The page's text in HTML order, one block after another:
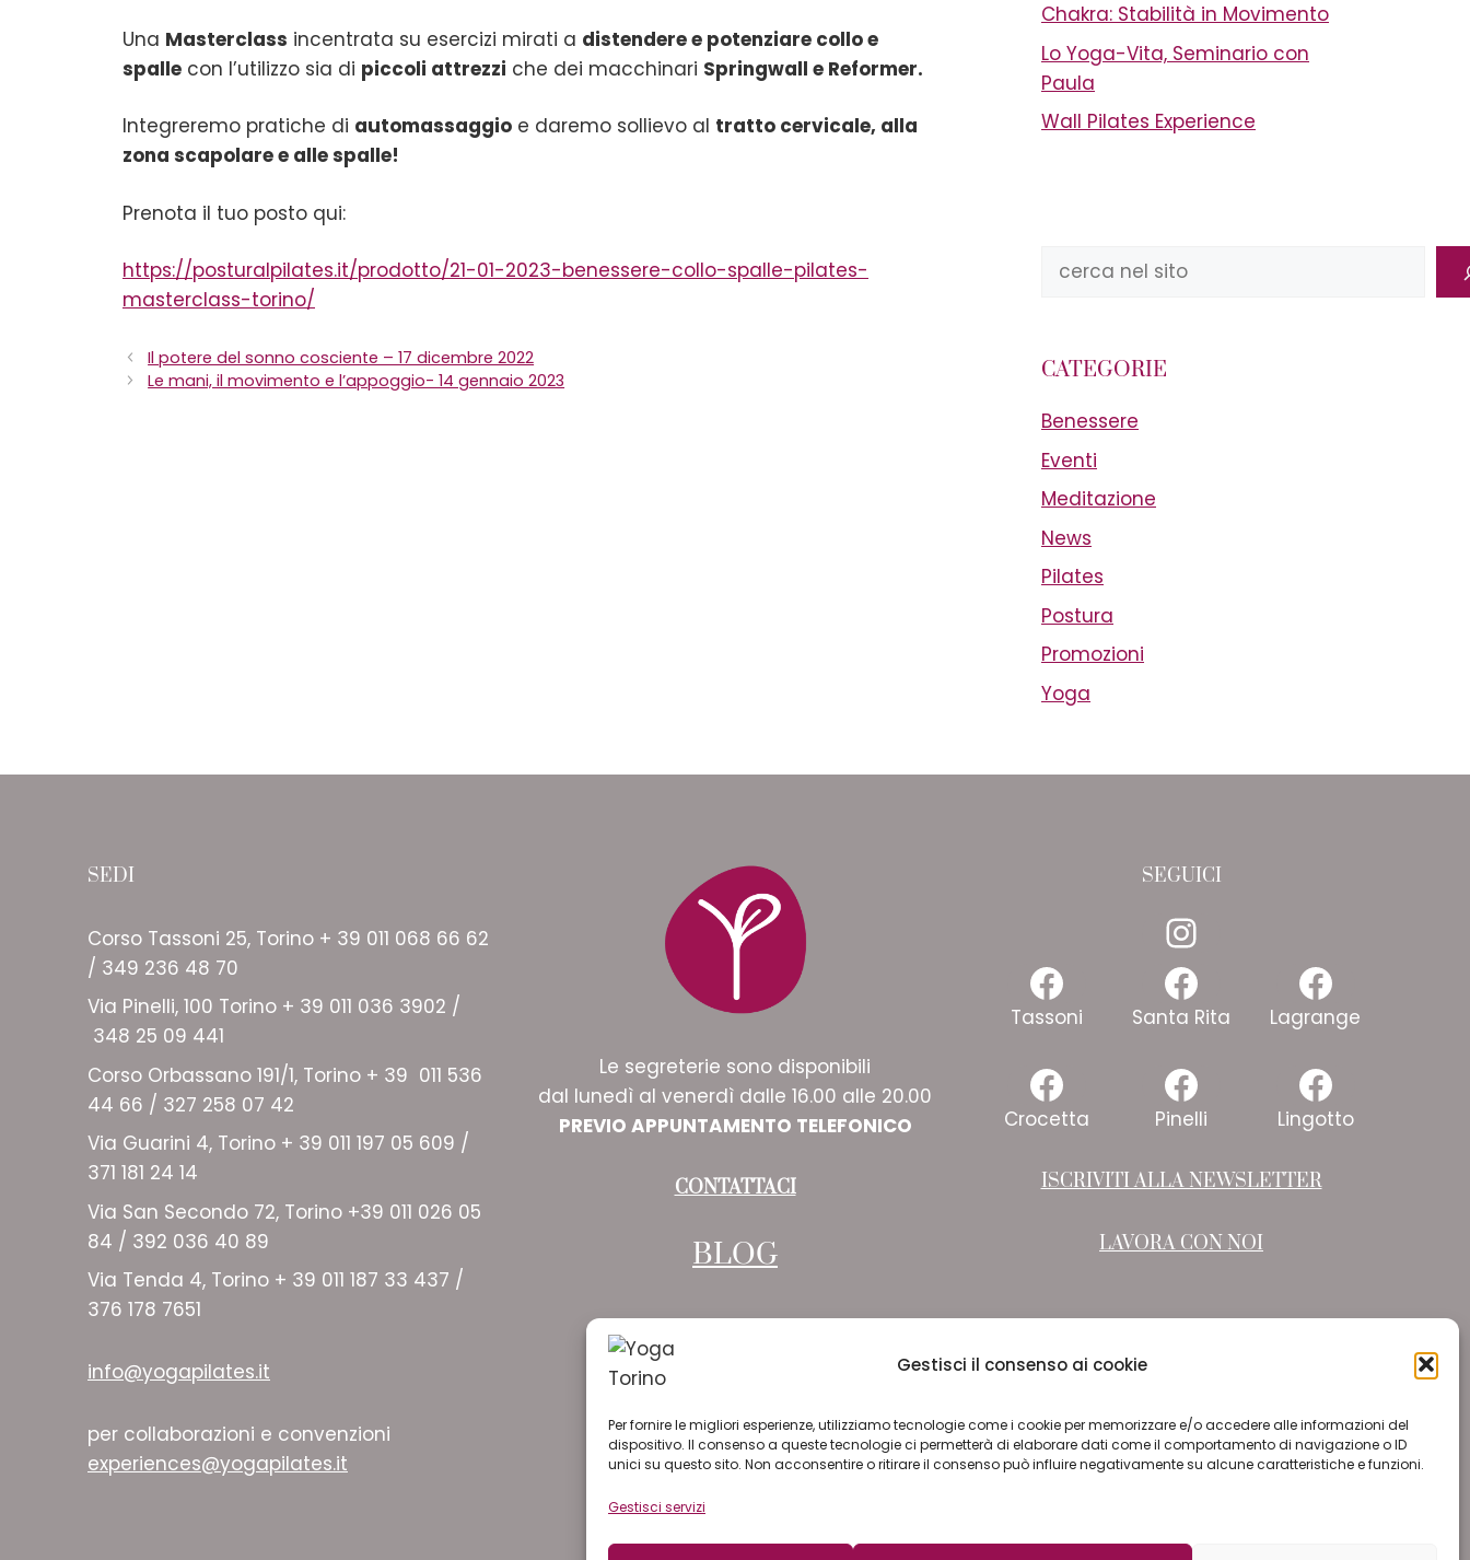
Gestisci il consenso ai cookie
Per fornire le migliori esperienze, utilizziamo tecnologie come i cookie per memorizzare e/o accedere alle informazioni del
dispositivo. Il consenso a queste tecnologie ci permetterà di elaborare dati come il comportamento di navigazione o ID
unici su questo sito. Non acconsentire o ritirare il consenso può influire negativamente su alcune caratteristiche e funzioni.
Gestisci servizi
Una Masterclass incentrata su esercizi mirati a distendere e potenziare collo e
spalle con l’utilizzo sia di piccoli attrezzi che dei macchinari Springwall e Reformer.
Integreremo pratiche di automassaggio e daremo sollievo al tratto cervicale, alla
zona scapolare e alle spalle!
Prenota il tuo posto qui:
https://posturalpilates.it/prodotto/21-01-2023-benessere-collo-spalle-pilates-
masterclass-torino/
Il potere del sonno cosciente – 17 dicembre 2022
Le mani, il movimento e l’appoggio- 14 gennaio 2023
Chakra: Stabilità in Movimento
Lo Yoga-Vita, Seminario con
Paula
Wall Pilates Experience
CATEGORIE
Benessere
Eventi
Meditazione
News
Pilates
Postura
Promozioni
Yoga
SEDI
Corso Tassoni 25, Torino + 39 011 068 66 62
/ 349 236 48 70
Via Pinelli, 100 Torino + 39 011 036 3902 /
348 25 09 441
Corso Orbassano 191/1, Torino + 39 011 536
44 66 / 327 258 07 42
Via Guarini 4, Torino + 39 011 197 05 609 /
371 181 24 14
Via San Secondo 72, Torino +39 011 026 05
84 / 392 036 40 89
Via Tenda 4, Torino + 39 011 187 33 437 /
376 178 7651
info@yogapilates.it
per collaborazioni e convenzioni
experiences@yogapilates.it
Le segreterie sono disponibili
dal lunedì al venerdì dalle 16.00 alle 20.00
PREVIO APPUNTAMENTO TELEFONICO
CONTATTACI
BLOG
SEGUICI
Instagram
Facebook
Tassoni Facebook
Santa Rita Lagrange
Facebook
Crocetta Facebook
Pinelli Lingotto
ISCRIVITI ALLA NEWSLETTER
LAVORA CON NOI